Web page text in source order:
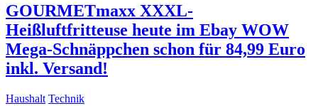
GOURMETmaxx XXXL-
Heißluftfritteuse heute im Ebay WOW
Mega-Schnäppchen schon für 84,99 Euro
inkl. Versand!
Haushalt Technik